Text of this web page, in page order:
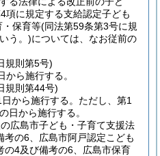
項に規定する支給認定子ども
・保育等(同法第59条第3号に規
う。)については、なお従前の
規則第5号)
ら施行する。
規則第44号)
から施行する。 ただし、第1
日から施行する。
広島市子ども・子育て支援法
の6、広島市阿戸認定こども
の4及び備考の6、広島市保育